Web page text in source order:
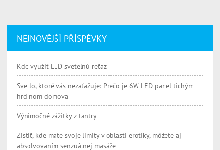
NEJNOVĚJŠÍ PŘÍSPĚVKY
Kde využiť LED svetelnú reťaz
Svetlo, ktoré vás nezaťažuje: Prečo je 6W LED panel tichým
hrdinom domova
Výnimočné zážitky z tantry
Zistiť, kde máte svoje limity v oblasti erotiky, môžete aj
absolvovaním senzuálnej masáže